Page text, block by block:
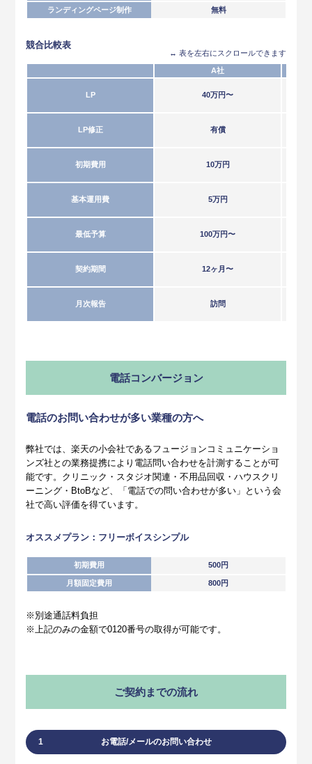
ランディングページ制作 無料
競合比較表
↔︎ 表を左右にスクロールできます
A社
LP 40万円〜
LP修正 有償
初期費用 10万円
基本運用費 5万円
最低予算 100万円〜
契約期間 12ヶ月〜
月次報告 訪問
電話コンバージョン
電話のお問い合わせが多い業種の方へ
弊社では、楽天の小会社であるフュージョンコミュニケーショ
ンズ社との業務提携により電話問い合わせを計測することが可
能です。クリニック・スタジオ関連・不用品回収・ハウスクリ
ーニング・BtoBなど、「電話での問い合わせが多い」という会
社で高い評価を得ています。
オススメプラン：フリーボイスシンプル
初期費用 500円
月額固定費用 800円
※別途通話料負担
※上記のみの金額で0120番号の取得が可能です。
ご契約までの流れ
1 お電話/メールのお問い合わせ